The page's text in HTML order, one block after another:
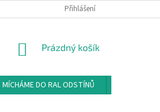
ONLINE KATALOGY OSMO COLOR
Přihlášení
NÁKUPNÍ
Prázdný košík
MÍCHÁME DO RAL ODSTÍNŮ